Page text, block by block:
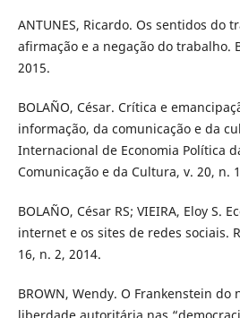
ANTUNES, Ricardo. Os sentidos do
afirmação e a negação do trabalho.
2015.
BOLAÑO, César. Crítica e
informação, da comunicação e da
Internacional de Economia Política
Comunicação e da Cultura, v. 20, n.
BOLAÑO, César RS; VIEIRA, Eloy S.
internet e os sites de redes sociais.
16, n. 2, 2014.
BROWN, Wendy. O Frankenstein do